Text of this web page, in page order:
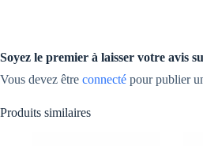
Soyez le premier à laisser votre avis
Vous devez être connecté pour publier
Produits similaires